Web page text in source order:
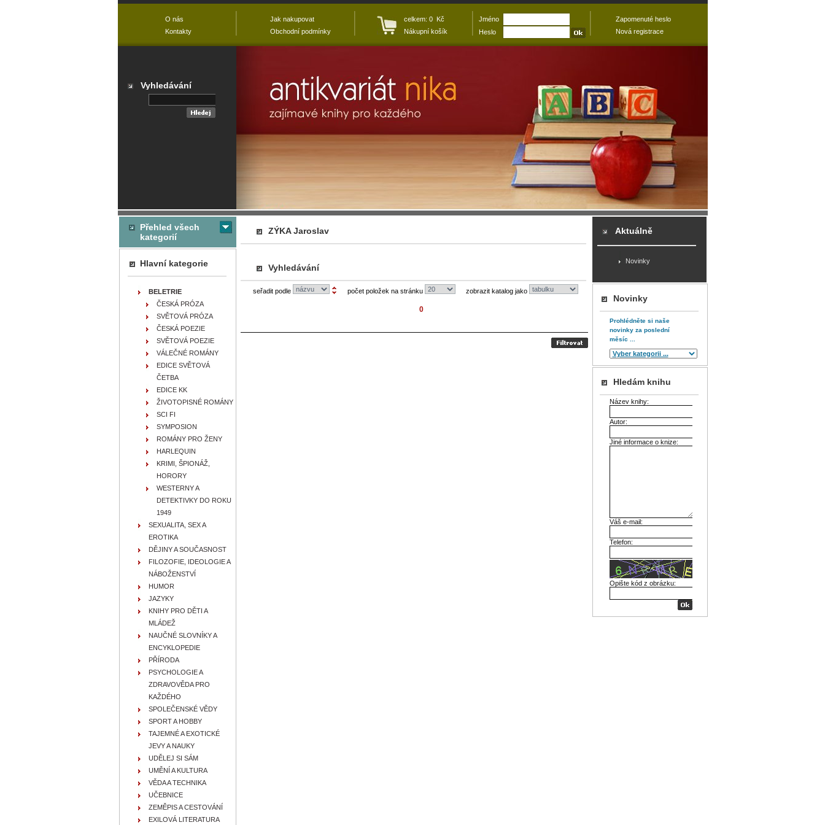
ZÝKA Jaroslav
Vyhledávání
seřadit podle počet položek na stránku zobrazit katalog jako
0
Přehled všech
kategorií
Hlavní kategorie
BELETRIE
ČESKÁ PRÓZA
SVĚTOVÁ PRÓZA
ČESKÁ POEZIE
SVĚTOVÁ POEZIE
VÁLEČNÉ ROMÁNY
EDICE SVĚTOVÁ
ČETBA
EDICE KK
ŽIVOTOPISNÉ ROMÁNY
SCI FI
SYMPOSION
ROMÁNY PRO ŽENY
HARLEQUIN
KRIMI, ŠPIONÁŽ,
HORORY
WESTERNY A
DETEKTIVKY DO ROKU
1949
SEXUALITA, SEX A
EROTIKA
DĚJINY A SOUČASNOST
FILOZOFIE, IDEOLOGIE A
NÁBOŽENSTVÍ
HUMOR
JAZYKY
KNIHY PRO DĚTI A
MLÁDEŽ
NAUČNÉ SLOVNÍKY A
ENCYKLOPEDIE
PŘÍRODA
PSYCHOLOGIE A
ZDRAVOVĚDA PRO
KAŽDÉHO
SPOLEČENSKÉ VĚDY
SPORT A HOBBY
TAJEMNÉ A EXOTICKÉ
JEVY A NAUKY
UDĚLEJ SI SÁM
UMĚNÍ A KULTURA
VĚDA A TECHNIKA
UČEBNICE
ZEMĚPIS A CESTOVÁNÍ
EXILOVÁ LITERATURA
Aktuálně
Novinky
Novinky
Prohlédněte si naše
novinky za poslední
měsíc ...
Hledám knihu
Název knihy:
Autor:
Jiné informace o knize:
Váš e-mail:
Telefon:
Opište kód z obrázku:
O nás
Kontakty
Jak nakupovat
Obchodní podmínky
celkem: 0 Kč
Nákupní košík
Jméno
Heslo
Zapomenuté heslo
Nová registrace
Vyhledávání